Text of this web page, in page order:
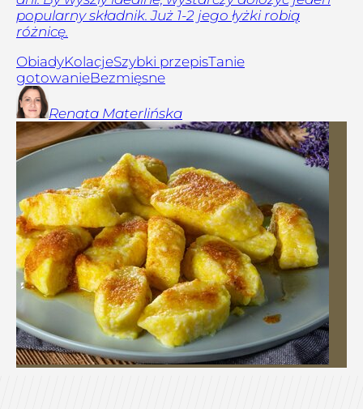
popularny składnik. Już 1-2 jego łyżki robią
różnicę.
ObiadyKolacjeSzybki przepisTanie
gotowanieBezmięsne
Renata Materlińska